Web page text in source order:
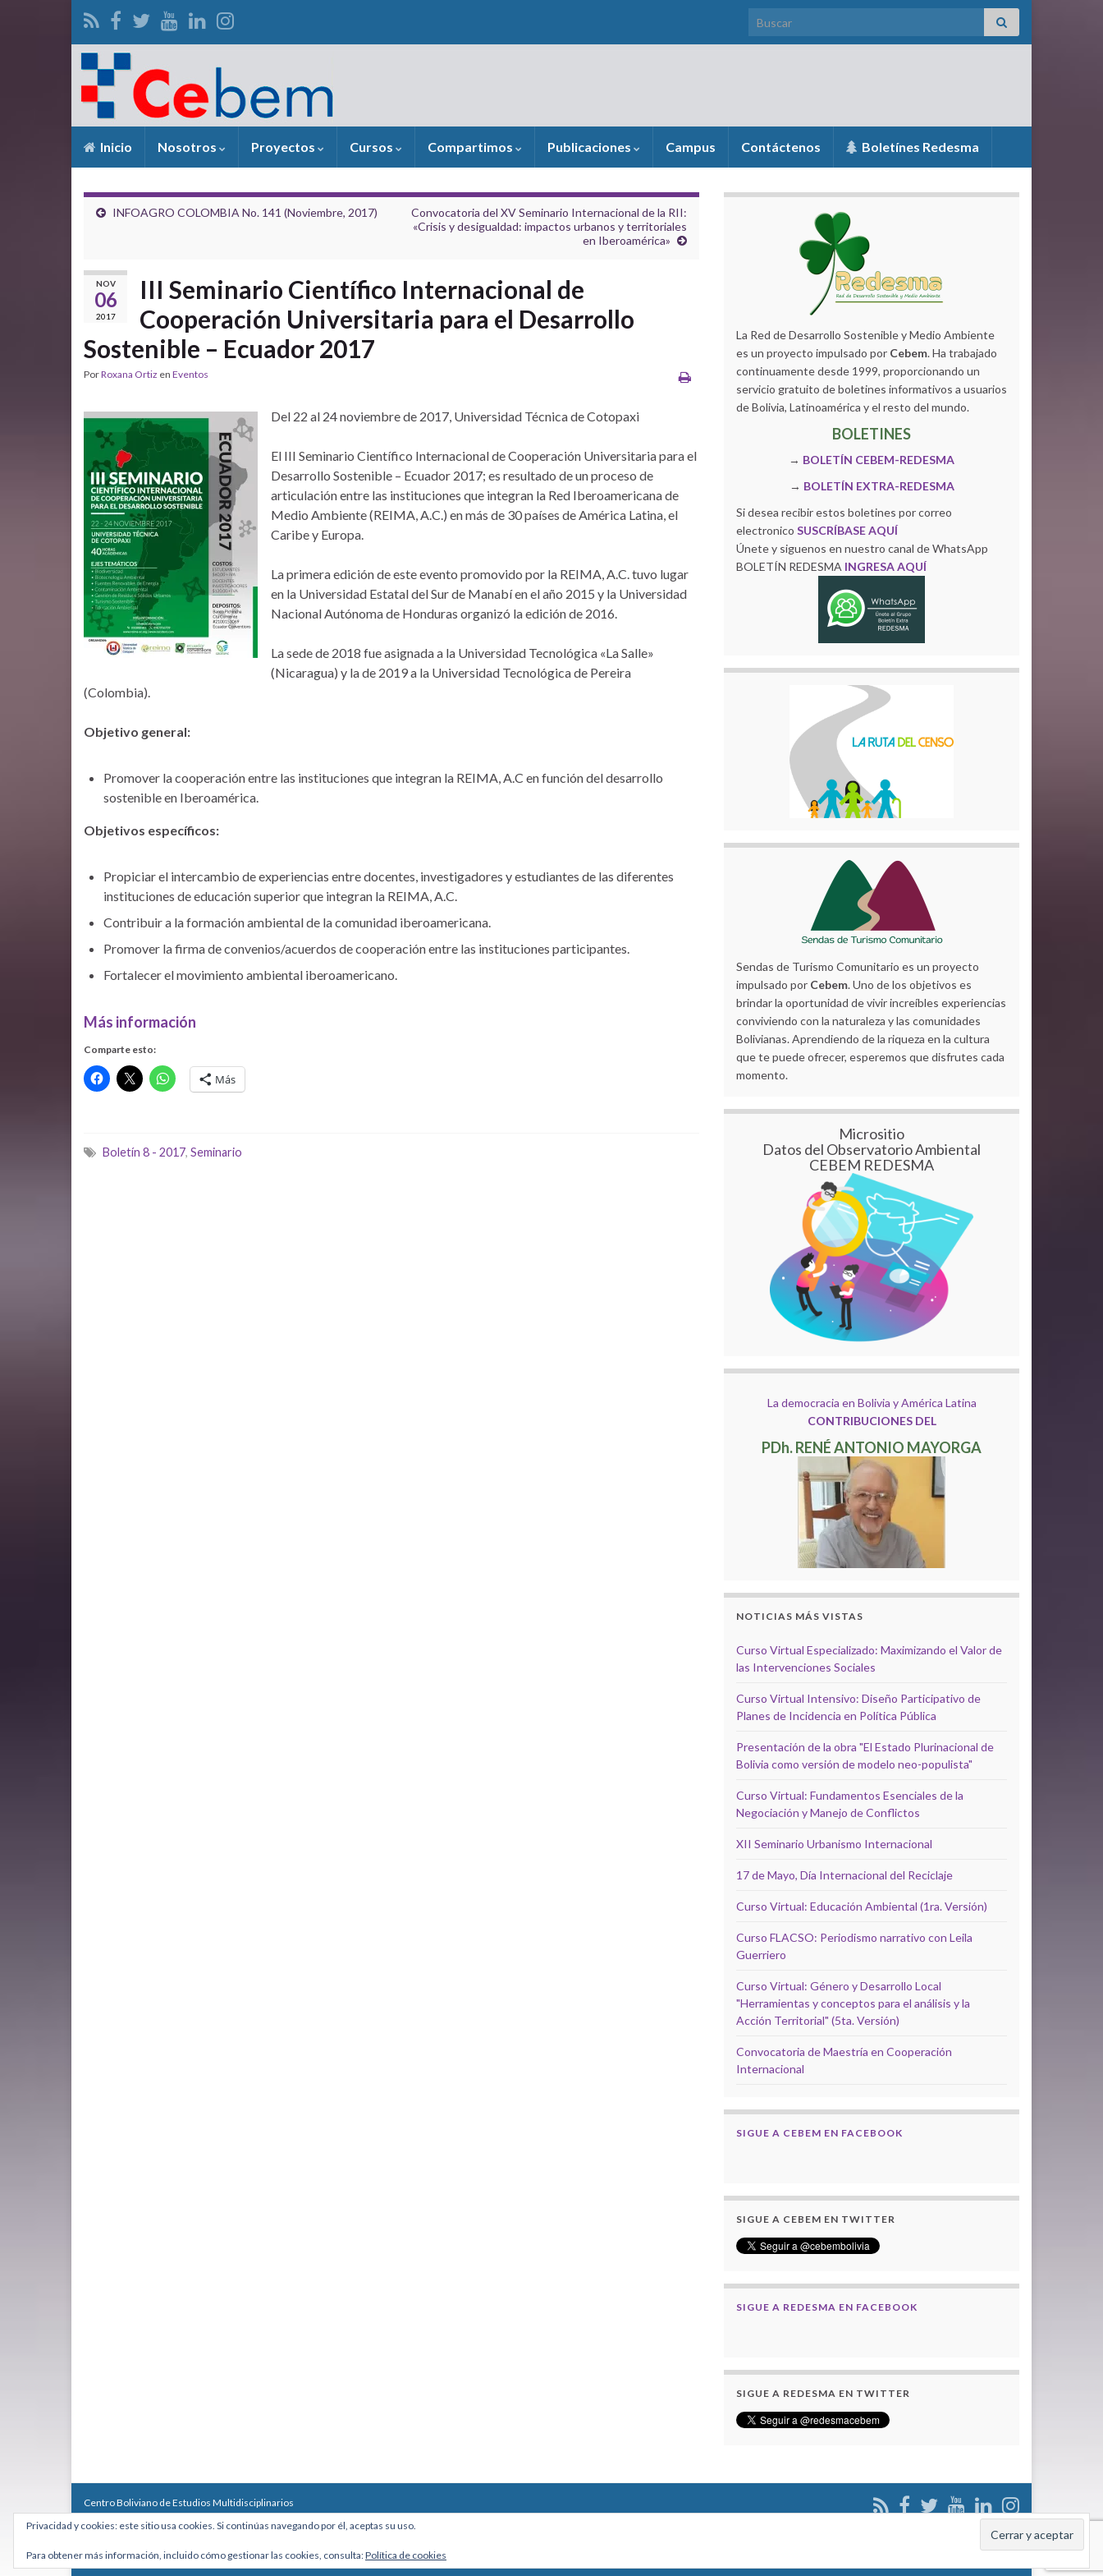
Search for:
Inicio Nosotros Proyectos Cursos Compartimos Publicaciones Campus Contáctenos Boletínes Redesma
INFOAGRO COLOMBIA No. 141 (Noviembre, 2017)
Convocatoria del XV Seminario Internacional de la RII:
«Crisis y desigualdad: impactos urbanos y territoriales
en Iberoamérica»
NOV
06
2017
III Seminario Científico Internacional de
Cooperación Universitaria para el Desarrollo
Sostenible – Ecuador 2017
PorRoxana Ortiz en Eventos
Del 22 al 24 noviembre de 2017, Universidad Técnica de Cotopaxi
El III Seminario Científico Internacional de Cooperación Universitaria para el
Desarrollo Sostenible – Ecuador 2017; es resultado de un proceso de
articulación entre las instituciones que integran la Red Iberoamericana de
Medio Ambiente (REIMA, A.C.) en más de 30 países de América Latina, el
Caribe y Europa.
La primera edición de este evento promovido por la REIMA, A.C. tuvo lugar
en la Universidad Estatal del Sur de Manabí en el año 2015 y la Universidad
Nacional Autónoma de Honduras organizó la edición de 2016.
La sede de 2018 fue asignada a la Universidad Tecnológica «La Salle»
(Nicaragua) y la de 2019 a la Universidad Tecnológica de Pereira
(Colombia).
Objetivo general:
Promover la cooperación entre las instituciones que integran la REIMA, A.C en función del desarrollo
sostenible en Iberoamérica.
Objetivos específicos:
Propiciar el intercambio de experiencias entre docentes, investigadores y estudiantes de las diferentes
instituciones de educación superior que integran la REIMA, A.C.
Contribuir a la formación ambiental de la comunidad iberoamericana.
Promover la firma de convenios/acuerdos de cooperación entre las instituciones participantes.
Fortalecer el movimiento ambiental iberoamericano.
Más información
Comparte esto:
Más
Boletín 8 - 2017, Seminario
La Red de Desarrollo Sostenible y Medio Ambiente
es un proyecto impulsado por Cebem. Ha trabajado
continuamente desde 1999, proporcionando un
servicio gratuito de boletines informativos a usuarios
de Bolivia, Latinoamérica y el resto del mundo.
BOLETINES
→ BOLETÍN CEBEM-REDESMA
→ BOLETÍN EXTRA-REDESMA
Si desea recibir estos boletines por correo
electronico SUSCRÍBASE AQUÍ
Únete y siguenos en nuestro canal de WhatsApp
BOLETÍN REDESMA INGRESA AQUÍ
Sendas de Turismo Comunitario es un proyecto
impulsado por Cebem. Uno de los objetivos es
brindar la oportunidad de vivir increíbles experiencias
conviviendo con la naturaleza y las comunidades
Bolivianas. Aprendiendo de la riqueza en la cultura
que te puede ofrecer, esperemos que disfrutes cada
momento.
Micrositio
Datos del Observatorio Ambiental
CEBEM REDESMA
La democracia en Bolivia y América Latina
CONTRIBUCIONES DEL
PDh. RENÉ ANTONIO MAYORGA
NOTICIAS MÁS VISTAS
Curso Virtual Especializado: Maximizando el Valor de
las Intervenciones Sociales
Curso Virtual Intensivo: Diseño Participativo de
Planes de Incidencia en Política Pública
Presentación de la obra "El Estado Plurinacional de
Bolivia como versión de modelo neo-populista"
Curso Virtual: Fundamentos Esenciales de la
Negociación y Manejo de Conflictos
XII Seminario Urbanismo Internacional
17 de Mayo, Día Internacional del Reciclaje
Curso Virtual: Educación Ambiental (1ra. Versión)
Curso FLACSO: Periodismo narrativo con Leila
Guerriero
Curso Virtual: Género y Desarrollo Local
"Herramientas y conceptos para el análisis y la
Acción Territorial" (5ta. Versión)
Convocatoria de Maestría en Cooperación
Internacional
SIGUE A CEBEM EN FACEBOOK
SIGUE A CEBEM EN TWITTER
SIGUE A REDESMA EN FACEBOOK
SIGUE A REDESMA EN TWITTER
Centro Boliviano de Estudios Multidisciplinarios
Calle Macario Pinilla # 2588 esq. Av. Arce, Edificio Arcadia, Mezzanine, Of. 101 - La Paz, Bolivia
Teléfono: +591 2431818 - Celular: +591 73027636
Hecho con
por Graphene Themes.
Privacidad y cookies: este sitio usa cookies. Si continúas navegando por él, aceptas su uso.
Para obtener más información, incluido cómo gestionar las cookies, consulta:Política de cookies